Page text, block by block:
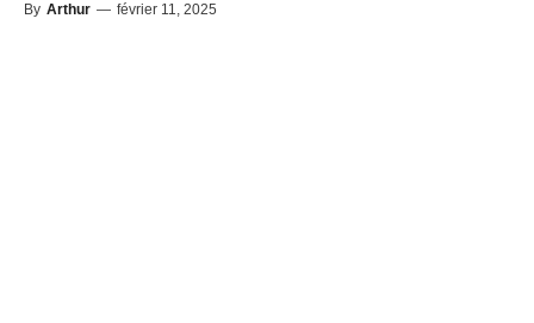
By Arthur — février 11, 2025